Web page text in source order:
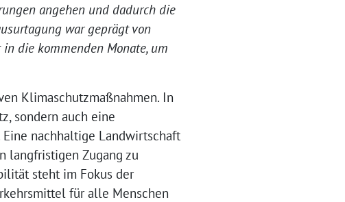
angehen und dadurch die
war geprägt von
die kommenden Monate, um
Klimaschutzmaßnahmen. In
sondern auch eine
nachhaltige Landwirtschaft
langfristigen Zugang zu
steht im Fokus der
für alle Menschen